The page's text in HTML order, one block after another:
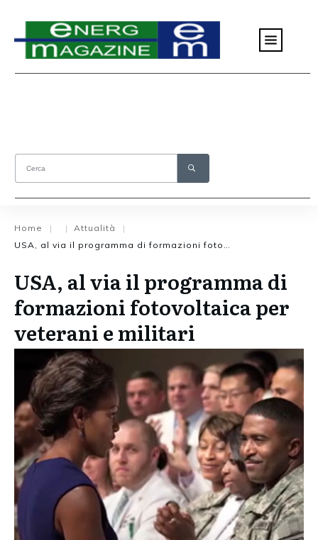
Home | | Attualità
|
USA, al via il programma di
formazioni fotovoltaica per
veterani e militari